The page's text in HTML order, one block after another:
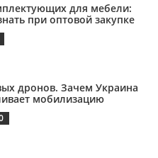
для мебели:
при оптовой закупке
дронов. Зачем Украина
мобилизацию